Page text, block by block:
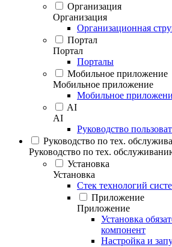
Организация
Организация
Организационная
Портал
Портал
Порталы
Мобильное приложение
Мобильное приложение
Мобильное
AI
AI
Руководство
Руководство по тех.
Руководство по тех.
Установка
Установка
Стек технологий
Приложение
Приложение
Установка
компонент
Настройка и